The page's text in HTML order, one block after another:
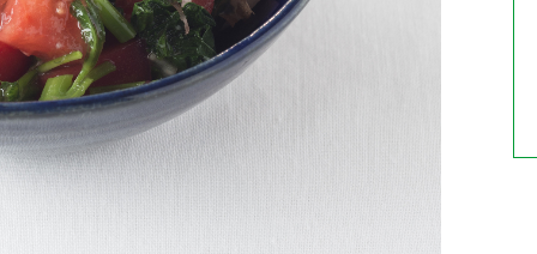
（ファイビ
くらしプラ酢